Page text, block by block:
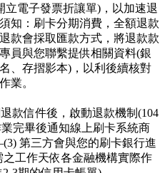
電子發票折讓單)，以加速退
知：刷卡分期消費，全額退款
款會採取匯款方式，將退款款
員與您聯繫提供相關資料(銀
、存摺影本)，以利後續核對
業。
款信件後，啟動退款機制(104
完畢後通知線上刷卡系統商
第三方會與您的刷卡銀行進
工作天依各金融機構實際作